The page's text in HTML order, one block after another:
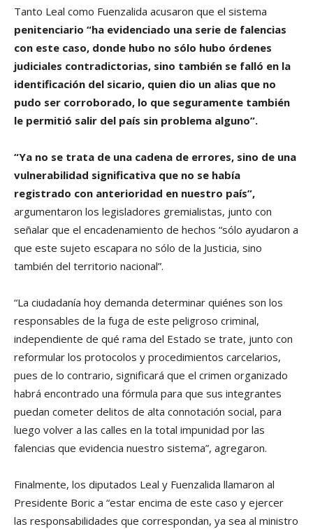
Tanto Leal como Fuenzalida acusaron que el sistema
penitenciario “ha evidenciado una serie de falencias
con este caso, donde hubo no sólo hubo órdenes
judiciales contradictorias, sino también se falló en la
identificación del sicario, quien dio un alias que no
pudo ser corroborado, lo que seguramente también
le permitió salir del país sin problema alguno”.
“Ya no se trata de una cadena de errores, sino de una
vulnerabilidad significativa que no se había
registrado con anterioridad en nuestro país”,
argumentaron los legisladores gremialistas, junto con
señalar que el encadenamiento de hechos “sólo ayudaron a
que este sujeto escapara no sólo de la Justicia, sino
también del territorio nacional”.
“La ciudadanía hoy demanda determinar quiénes son los
responsables de la fuga de este peligroso criminal,
independiente de qué rama del Estado se trate, junto con
reformular los protocolos y procedimientos carcelarios,
pues de lo contrario, significará que el crimen organizado
habrá encontrado una fórmula para que sus integrantes
puedan cometer delitos de alta connotación social, para
luego volver a las calles en la total impunidad por las
falencias que evidencia nuestro sistema”, agregaron.
Finalmente, los diputados Leal y Fuenzalida llamaron al
Presidente Boric a “estar encima de este caso y ejercer
las responsabilidades que correspondan, ya sea al ministro